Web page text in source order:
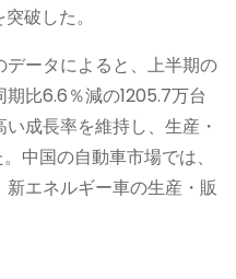
破した。
ータによると、上半期の
比6.6％減の1205.7万台
成長率を維持し、生産・
中国の自動車市場では、
エネルギー車の生産・販